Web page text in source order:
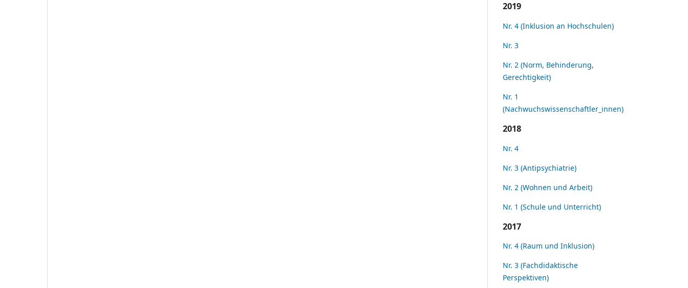
2019
Nr. 4 (Inklusion an Hochschulen)
Nr. 3
Nr. 2 (Norm, Behinderung,
Gerechtigkeit)
Nr. 1
(Nachwuchswissenschaftler_innen)
2018
Nr. 4
Nr. 3 (Antipsychiatrie)
Nr. 2 (Wohnen und Arbeit)
Nr. 1 (Schule und Unterricht)
2017
Nr. 4 (Raum und Inklusion)
Nr. 3 (Fachdidaktische
Perspektiven)